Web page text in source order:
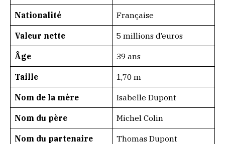
Nationalité Française
Valeur nette 5 millions d’euros
Âge 39 ans
Taille 1,70 m
Nom de la mère Isabelle Dupont
Nom du père Michel Colin
Nom du partenaire Thomas Dupont